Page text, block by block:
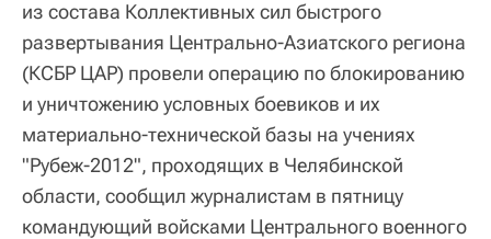
из состава Коллективных сил быстрого
развертывания Центрально-Азиатского региона
(КСБР ЦАР) провели операцию по блокированию
и уничтожению условных боевиков и их
материально-технической базы на учениях
"Рубеж-2012", проходящих в Челябинской
области, сообщил журналистам в пятницу
командующий войсками Центрального военного